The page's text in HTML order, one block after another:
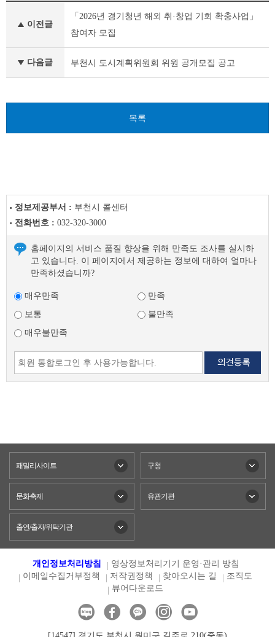
다
글
이전글
「2026년 경기청년 해외 취·창업 기회 확충사업」
참여자 모집
다음글 부천시 도시계획위원회 위원 공개모집 공고
목록
정보제공부서 : 부천시 콜센터
전화번호 : 032-320-3000
홈페이지의 서비스 품질 향상을 위해 만족도 조사를 실시하
고 있습니다. 이 페이지에서 제공하는 정보에 대하여 얼마나
만족하셨습니까?
매우만족
만족
보통
불만족
매우불만족
패밀리사이트 구청
문화축제 유관기관
출연/출자/위탁기관
개인정보처리방침
영상정보처리기기 운영·관리 방침
이메일수집거부정책
저작권정책 찾아오시는 길
조직도
뷰어다운로드